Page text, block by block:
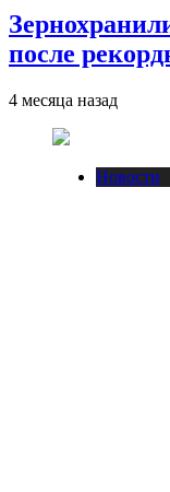
после
4 месяца назад
Новости